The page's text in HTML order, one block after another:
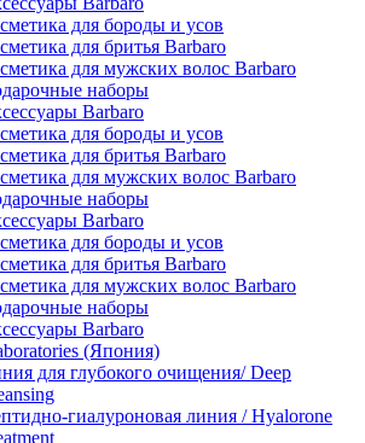
для бороды и усов
для бритья Barbaro
для мужских волос Barbaro
наборы
Barbaro
для бороды и усов
для бритья Barbaro
для мужских волос Barbaro
наборы
Barbaro
для бороды и усов
для бритья Barbaro
для мужских волос Barbaro
наборы
Barbaro
(Япония)
для глубокого очищения/ Deep
гиалуроновая линия / Hyalorone